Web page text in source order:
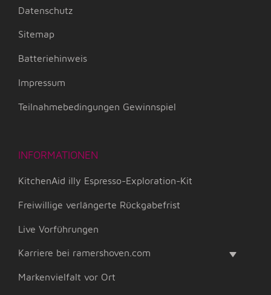
Datenschutz
Sitemap
Batteriehinweis
Impressum
Teilnahmebedingungen Gewinnspiel
INFORMATIONEN
KitchenAid illy Espresso-Exploration-Kit
Freiwillige verlängerte Rückgabefrist
Live Vorführungen
Karriere bei ramershoven.com
Markenvielfalt vor Ort